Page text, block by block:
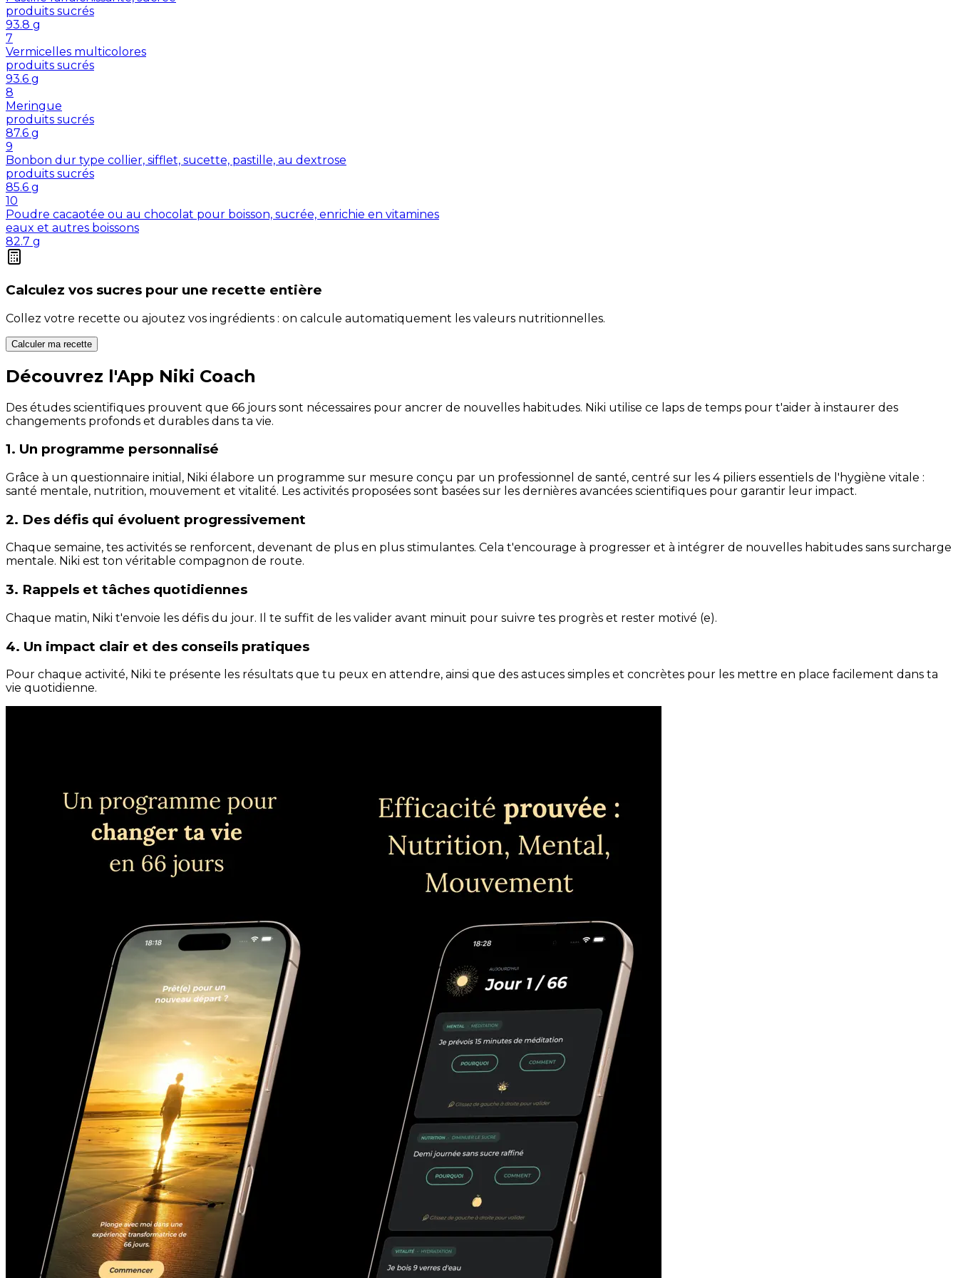
produits sucrés
93.8 g
7
Vermicelles multicolores
produits sucrés
93.6 g
8
Meringue
produits sucrés
87.6 g
9
Bonbon dur type collier, sifflet, sucette, pastille, au dextrose
produits sucrés
85.6 g
10
Poudre cacaotée ou au chocolat pour boisson, sucrée, enrichie en vitamines
eaux et autres boissons
82.7 g
Calculez vos sucres pour une recette entière
Collez votre recette ou ajoutez vos ingrédients : on calcule automatiquement les valeurs nutritionnelles.
Calculer ma recette
Découvrez l'App Niki Coach
Des études scientifiques prouvent que 66 jours sont nécessaires pour ancrer de nouvelles habitudes. Niki utilise ce laps de temps pour t'aider à instaurer des
changements profonds et durables dans ta vie.
1. Un programme personnalisé
Grâce à un questionnaire initial, Niki élabore un programme sur mesure conçu par un professionnel de santé, centré sur les 4 piliers essentiels de l'hygiène vitale :
santé mentale, nutrition, mouvement et vitalité. Les activités proposées sont basées sur les dernières avancées scientifiques pour garantir leur impact.
2. Des défis qui évoluent progressivement
Chaque semaine, tes activités se renforcent, devenant de plus en plus stimulantes. Cela t'encourage à progresser et à intégrer de nouvelles habitudes sans surcharge
mentale. Niki est ton véritable compagnon de route.
3. Rappels et tâches quotidiennes
Chaque matin, Niki t'envoie les défis du jour. Il te suffit de les valider avant minuit pour suivre tes progrès et rester motivé (e).
4. Un impact clair et des conseils pratiques
Pour chaque activité, Niki te présente les résultats que tu peux en attendre, ainsi que des astuces simples et concrètes pour les mettre en place facilement dans ta
vie quotidienne.